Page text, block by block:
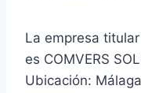
La empresa
es COMVERS
Ubicación: